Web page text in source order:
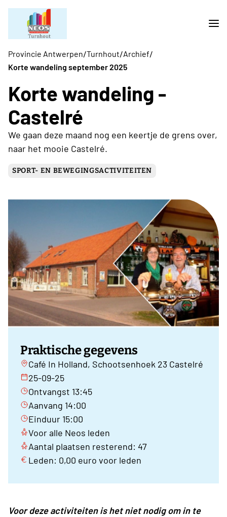
Provincie Antwerpen/Turnhout/Archief/
Korte wandeling september 2025
Korte wandeling -
Castelré
We gaan deze maand nog een keertje de grens over,
naar het mooie Castelré.
SPORT- EN BEWEGINGSACTIVITEITEN
Praktische gegevens
Café In Holland, Schootsenhoek 23 Castelré
25-09-25
Ontvangst 13:45
Aanvang 14:00
Einduur 15:00
Voor alle Neos leden
Aantal plaatsen resterend: 47
Leden: 0,00 euro voor leden
Voor deze activiteiten is het niet nodig om in te